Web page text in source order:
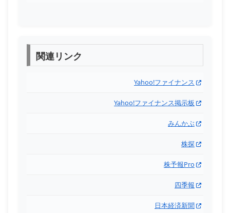
関連リンク
Yahoo!ファイナンス
Yahoo!ファイナンス掲示板
みんかぶ
株探
株予報Pro
四季報
日本経済新聞